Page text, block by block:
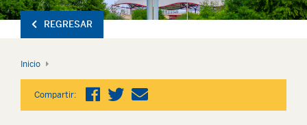
REGRESAR
Inicio
Compartir: